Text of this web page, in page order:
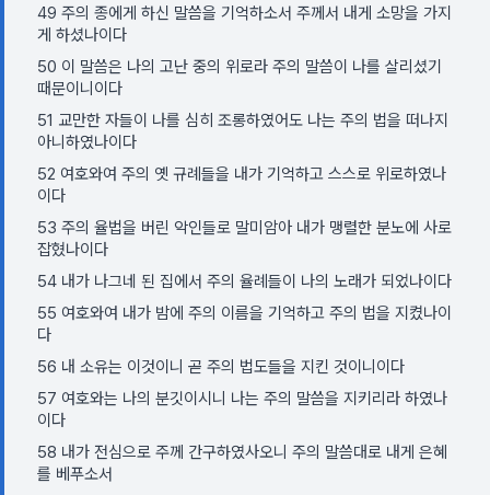
49 주의 종에게 하신 말씀을 기억하소서 주께서 내게 소망을 가지
게 하셨나이다
50 이 말씀은 나의 고난 중의 위로라 주의 말씀이 나를 살리셨기
때문이니이다
51 교만한 자들이 나를 심히 조롱하였어도 나는 주의 법을 떠나지
아니하였나이다
52 여호와여 주의 옛 규례들을 내가 기억하고 스스로 위로하였나
이다
53 주의 율법을 버린 악인들로 말미암아 내가 맹렬한 분노에 사로
잡혔나이다
54 내가 나그네 된 집에서 주의 율례들이 나의 노래가 되었나이다
55 여호와여 내가 밤에 주의 이름을 기억하고 주의 법을 지켰나이
다
56 내 소유는 이것이니 곧 주의 법도들을 지킨 것이니이다
57 여호와는 나의 분깃이시니 나는 주의 말씀을 지키리라 하였나
이다
58 내가 전심으로 주께 간구하였사오니 주의 말씀대로 내게 은혜
를 베푸소서